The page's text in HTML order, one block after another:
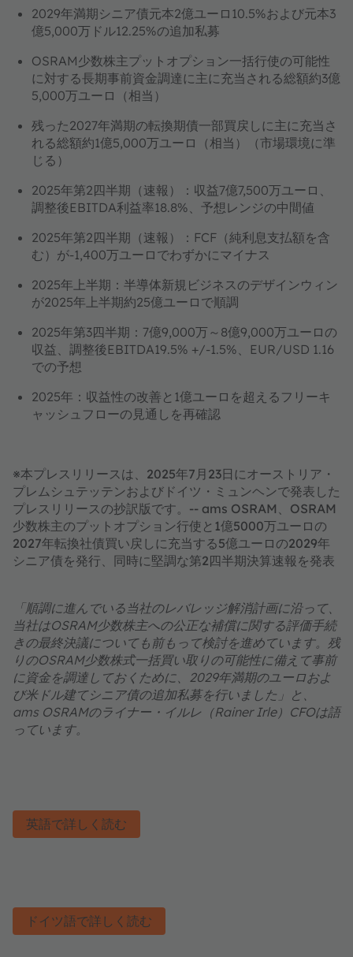
2029年満期シニア債元本2億ユーロ10.5%および元本3
億5,000万ドル12.25%の追加私募
OSRAM少数株主プットオプション一括行使の可能性
に対する長期事前資金調達に主に充当される総額約3億
5,000万ユーロ（相当）
残った2027年満期の転換期債一部買戻しに主に充当さ
れる総額約1億5,000万ユーロ（相当）（市場環境に準
じる）
2025年第2四半期（速報）：収益7億7,500万ユーロ、
調整後EBITDA利益率18.8%、予想レンジの中間値
2025年第2四半期（速報）：FCF（純利息支払額を含
む）が-1,400万ユーロでわずかにマイナス
2025年上半期：半導体新規ビジネスのデザインウィン
が2025年上半期約25億ユーロで順調
2025年第3四半期：7億9,000万～8億9,000万ユーロの
収益、調整後EBITDA19.5% +/-1.5%、EUR/USD 1.16
での予想
2025年：収益性の改善と1億ユーロを超えるフリーキ
ャッシュフローの見通しを再確認
※本プレスリリースは、2025年7月23日にオーストリア・
プレムシュテッテンおよびドイツ・ミュンヘンで発表した
プレスリリースの抄訳版です。-- ams OSRAM、OSRAM
少数株主のプットオプション行使と1億5000万ユーロの
2027年転換社債買い戻しに充当する5億ユーロの2029年
シニア債を発行、同時に堅調な第2四半期決算速報を発表
「順調に進んでいる当社のレバレッジ解消計画に沿って、
当社はOSRAM少数株主への公正な補償に関する評価手続
きの最終決議についても前もって検討を進めています。残
りのOSRAM少数株式一括買い取りの可能性に備えて事前
に資金を調達しておくために、2029年満期のユーロおよ
び米ドル建てシニア債の追加私募を行いました」と、
ams OSRAMのライナー・イルレ（Rainer Irle）CFOは語
っています。
英語で詳しく読む
ドイツ語で詳しく読む